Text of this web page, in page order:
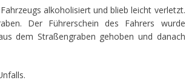
alkoholisiert und blieb leicht verletzt.
Der Führerschein des Fahrers wurde
dem Straßengraben gehoben und danach